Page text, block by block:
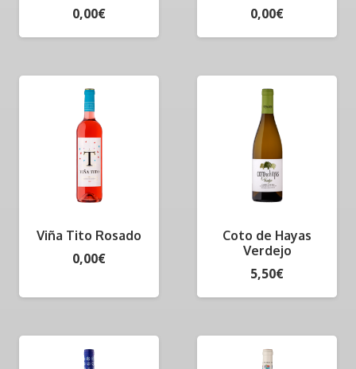
0,00€ 0,00€
Viña Tito Rosado
0,00€
Coto de Hayas
Verdejo
5,50€